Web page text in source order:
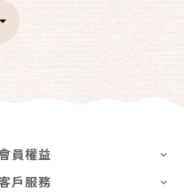
員權益
戶服務